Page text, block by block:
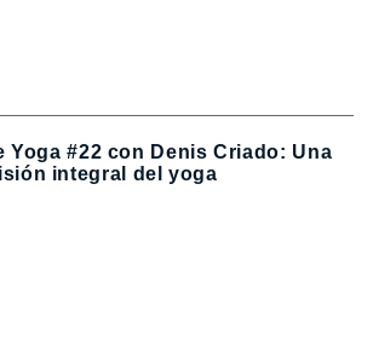
Yoga #22 con Denis Criado: Una
integral del yoga